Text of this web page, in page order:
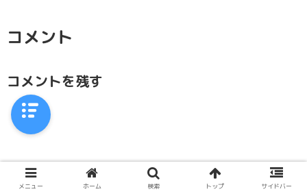
コメント
コメントを残す
メニュー ホーム 検索 トップ サイドバー